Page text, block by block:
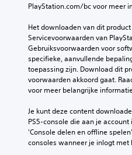
PlayStation.com/bc voor meer
Het downloaden van dit
Servicevoorwaarden van
Gebruiksvoorwaarden voor
specifieke, aanvullende
toepassing zijn. Download dit
voorwaarden akkoord gaat.
voor meer belangrijke
Je kunt deze content
PS5-console die aan je
'Console delen en offline
consoles wanneer je inlogt met